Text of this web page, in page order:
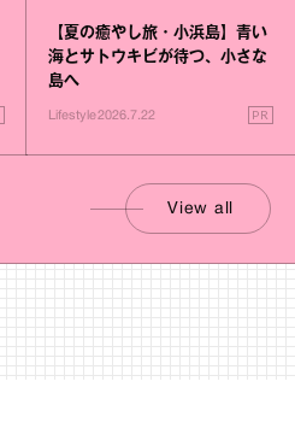
【夏の癒やし旅・小浜島】青い
海とサトウキビが待つ、小さな
島へ
Lifestyle2026.7.22 PR
View all